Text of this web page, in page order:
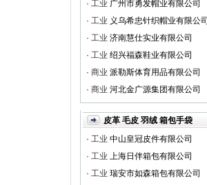
· 工业 广州市勇发帽业有限公司
· 工业 义乌希忠针织帽业有限公
· 工业 济南慧仕实业有限公司
· 工业 绍兴福森鞋业有限公司
· 商业 派勒斯体育用品有限公司
· 商业 河北金广源集团有限公司
皮革 毛皮 羽绒 箱包手袋
· 工业 中山皇冠皮件有限公司
· 工业 上海日伴箱包有限公司
· 工业 瑞安市如森箱包有限公司